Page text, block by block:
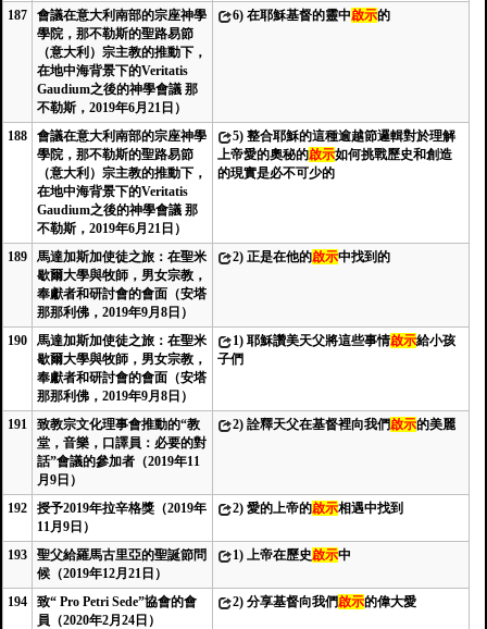
187
會議在意大利南部的宗座神學
學院，那不勒斯的聖路易節
（意大利）宗主教的推動下，
在地中海背景下的Veritatis
Gaudium之後的神學會議 那
不勒斯，2019年6月21日）
6) 在耶穌基督的靈中啟示的
188
會議在意大利南部的宗座神學
學院，那不勒斯的聖路易節
（意大利）宗主教的推動下，
在地中海背景下的Veritatis
Gaudium之後的神學會議 那
不勒斯，2019年6月21日）
5) 整合耶穌的這種逾越節邏輯對於理解
上帝愛的奧秘的啟示如何挑戰歷史和創造
的現實是必不可少的
189
馬達加斯加使徒之旅：在聖米
歇爾大學與牧師，男女宗教，
奉獻者和研討會的會面（安塔
那那利佛，2019年9月8日）
2) 正是在他的啟示中找到的
190
馬達加斯加使徒之旅：在聖米
歇爾大學與牧師，男女宗教，
奉獻者和研討會的會面（安塔
那那利佛，2019年9月8日）
1) 耶穌讚美天父將這些事情啟示給小孩
子們
191
致教宗文化理事會推動的“教
堂，音樂，口譯員：必要的對
話”會議的參加者（2019年11
月9日）
2) 詮釋天父在基督裡向我們啟示的美麗
192
授予2019年拉辛格獎（2019年
11月9日）
2) 愛的上帝的啟示相遇中找到
193
聖父給羅馬古里亞的聖誕節問
候（2019年12月21日）
1) 上帝在歷史啟示中
194
致“ Pro Petri Sede”協會的會
員（2020年2月24日）
2) 分享基督向我們啟示的偉大愛